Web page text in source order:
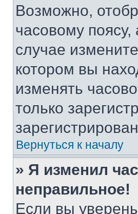
Возможно,
часовому
случае
котором вы
изменять
только
Вернуться к началу
» Я изменил
неправильное!
Если вы